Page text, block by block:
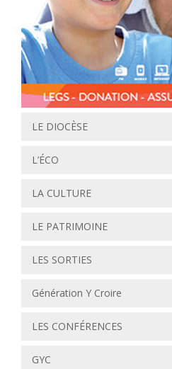
LE DIOCÈSE
L’ÉCO
LA CULTURE
LE PATRIMOINE
LES SORTIES
Génération Y Croire
LES CONFÉRENCES
GYC